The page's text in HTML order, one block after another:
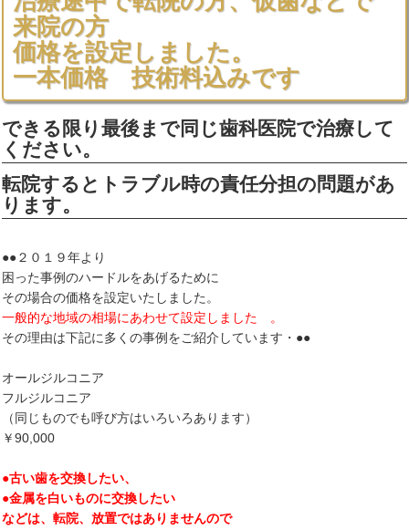
来院の方
価格を設定しました。
一本価格 技術料込みです
できる限り最後まで同じ歯科医院で治療して
ください。
転院するとトラブル時の責任分担の問題があ
ります。
●●２０１９年より
困った事例のハードルをあげるために
その場合の価格を設定いたしました。
一般的な地域の相場にあわせて設定しました 。
その理由は下記に多くの事例をご紹介しています・ ●●
オールジルコニア
フルジルコニア
（同じものでも呼び方はいろいろあります）
￥90,000
●古い歯を交換したい、
●金属を白いものに交換したい
などは、転院、放置ではありませんので